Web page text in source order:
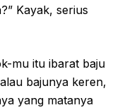
Kayak, serius
mu itu ibarat baju
bajunya keren,
yang matanya